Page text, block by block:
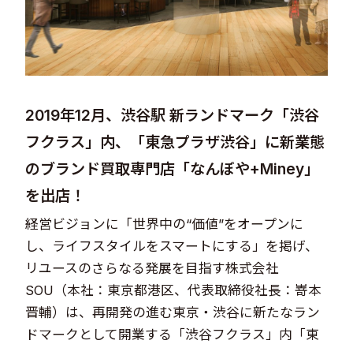
© Valuence Holdings Inc.
2019年12月、渋谷駅 新ランドマーク「渋谷
フクラス」内、「東急プラザ渋谷」に新業態
のブランド買取専門店「なんぼや+Miney」
を出店！
経営ビジョンに「世界中の“価値”をオープンに
し、ライフスタイルをスマートにする」を掲げ、
リユースのさらなる発展を目指す株式会社
SOU（本社：東京都港区、代表取締役社長：嵜本
晋輔）は、再開発の進む東京・渋谷に新たなラン
ドマークとして開業する「渋谷フクラス」内「東